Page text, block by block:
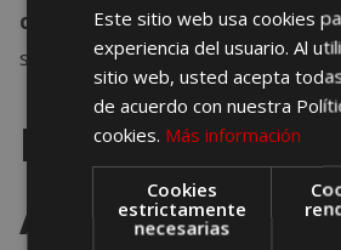
ciudades con mejor ambiente
seguridad y amabilidad.
Buenos Aires,
Argentina
Este sitio web usa cookies
experiencia del usuario. Al
sitio web, usted acepta
de acuerdo con nuestra
cookies. Más información
Cookies
estrictamente
necesarias